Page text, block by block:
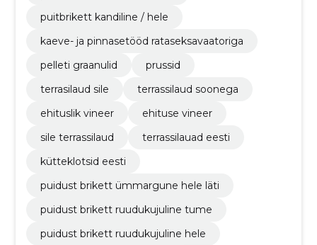
puitbrikett kandiline / hele
kaeve- ja pinnasetööd rataseksavaatoriga
pelleti graanulid
prussid
terrasilaud sile
terrassilaud soonega
ehituslik vineer
ehituse vineer
sile terrassilaud
terrassilauad eesti
kütteklotsid eesti
puidust brikett ümmargune hele läti
puidust brikett ruudukujuline tume
puidust brikett ruudukujuline hele